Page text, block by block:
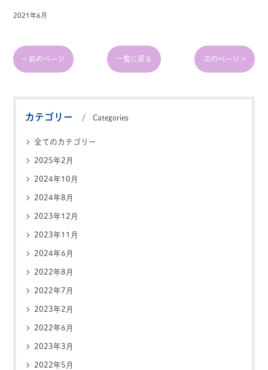
2021年6月
< 前のページ 一覧に戻る 次のページ >
カテゴリー Categories
全てのカテゴリー
2025年2月
2024年10月
2024年8月
2023年12月
2023年11月
2024年6月
2022年8月
2022年7月
2023年2月
2022年6月
2023年3月
2022年5月